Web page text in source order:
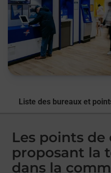
Liste des bureaux et
Les points
proposant la
dans la